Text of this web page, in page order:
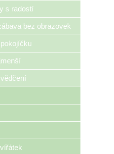
s radostí
bez obrazovek